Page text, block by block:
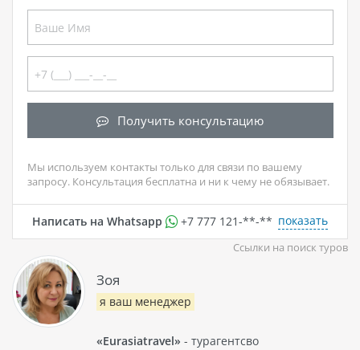
Получить консультацию
Мы используем контакты только для связи по вашему
запросу. Консультация бесплатна и ни к чему не обязывает.
Написать на Whatsapp +7 777 121-**-** показать
Ссылки на поиск туров
Зоя
я ваш менеджер
«Eurasiatravel» - турагентсво